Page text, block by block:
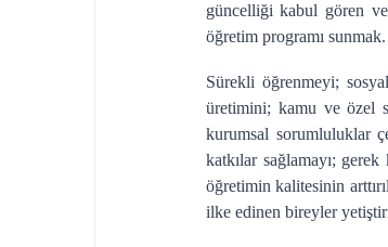
güncelliği kabul gören
öğretim programı sunmak.
Sürekli öğrenmeyi;
üretimini; kamu ve özel
kurumsal sorumluluklar
katkılar sağlamayı;
öğretimin kalitesinin
ilke edinen bireyler